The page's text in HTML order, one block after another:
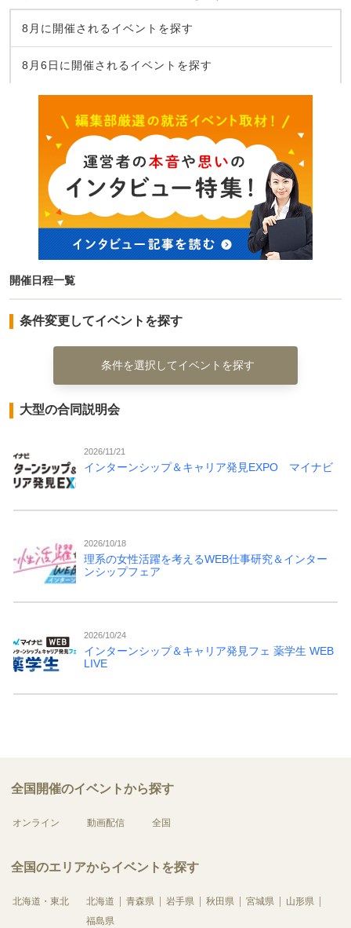
8月に開催されるイベントを探す
8月6日に開催されるイベントを探す
開催日程一覧
条件変更してイベントを探す
条件を選択してイベントを探す
大型の合同説明会
2026/11/21
インターンシップ＆キャリア発見EXPO マイナビ
2026/10/18
理系の女性活躍を考えるWEB仕事研究＆インター
ンシップフェア
2026/10/24
インターンシップ＆キャリア発見フェ 薬学生 WEB
LIVE
全国開催のイベントから探す
オンライン 動画配信 全国
全国のエリアからイベントを探す
北海道・東北 北海道 青森県 岩手県 秋田県 宮城県
山形県
福島県